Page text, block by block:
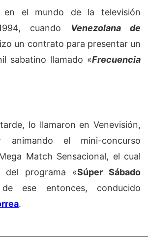
en el mundo de la televisión
cuando
Venezolana de
un contrato para presentar un
sabatino llamado «Frecuencia
lo llamaron en Venevisión,
animando el mini-concurso
Match Sensacional, el cual
del programa «Súper Sábado
de ese entonces, conducido
.